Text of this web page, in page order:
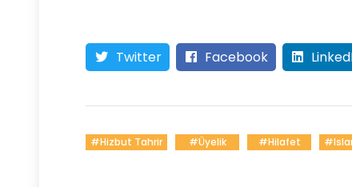
Twitter Facebook
#Hizbut Tahrir #üyelik #hilafet